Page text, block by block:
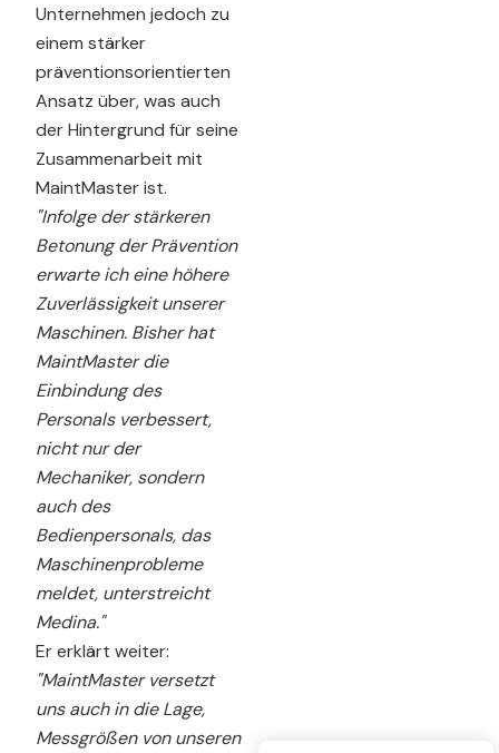
Unternehmen jedoch zu
einem stärker
präventionsorientierten
Ansatz über, was auch
der Hintergrund für seine
Zusammenarbeit mit
MaintMaster ist.
"Infolge der stärkeren
Betonung der Prävention
erwarte ich eine höhere
Zuverlässigkeit unserer
Maschinen. Bisher hat
MaintMaster die
Einbindung des
Personals verbessert,
nicht nur der
Mechaniker, sondern
auch des
Bedienpersonals, das
Maschinenprobleme
meldet, unterstreicht
Medina."
Er erklärt weiter:
"MaintMaster versetzt
uns auch in die Lage,
Messgrößen von unseren